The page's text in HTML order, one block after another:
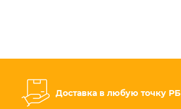
Доставка в любую точку РБ